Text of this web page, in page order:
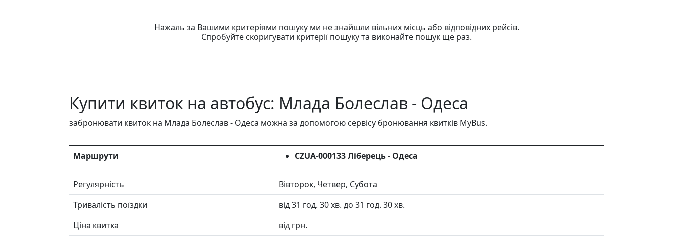
Нажаль за Вашими критеріями пошуку ми не знайшли вільних місць або відповідних рейсів.
Спробуйте скоригувати критерії пошуку та виконайте пошук ще раз.
Купити квиток на автобус: Млада Болеслав - Одеса
забронювати квиток на Млада Болеслав - Одеса можна за допомогою сервісу бронювання квитків MyBus.
Маршрути CZUA-000133 Ліберець - Одеса
Регулярність
Вівторок, Четвер, Cубота
Тривалість поїздки
від 31 год. 30 хв. до 31 год. 30 хв.
Ціна квитка
від грн.